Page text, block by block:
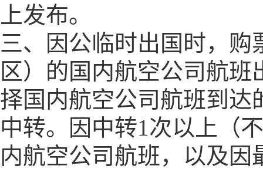
上发布。
三、因公临时出国时，
区）的国内航空公司航
择国内航空公司航班到达
中转。因中转1次以上（
内航空公司航班，以及